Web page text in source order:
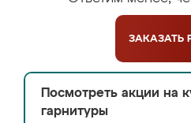
ЗАКАЗАТЬ
Посмотреть акции на
гарнитуры